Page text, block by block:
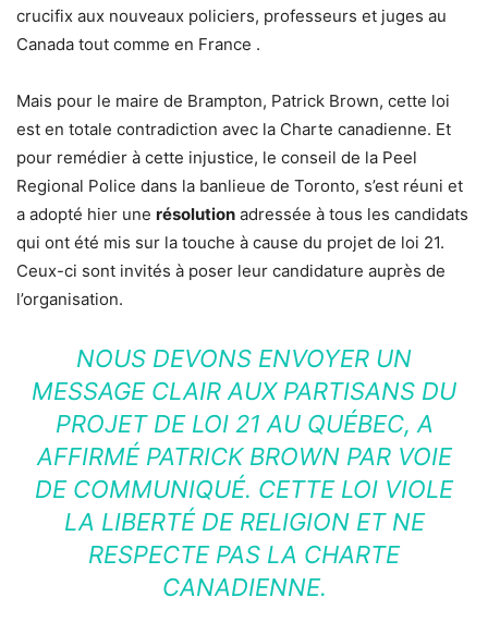
crucifix aux nouveaux policiers, professeurs et juges au
Canada tout comme en France .
Mais pour le maire de Brampton, Patrick Brown, cette loi
est en totale contradiction avec la Charte canadienne. Et
pour remédier à cette injustice, le conseil de la Peel
Regional Police dans la banlieue de Toronto, s’est réuni et
a adopté hier une résolution adressée à tous les candidats
qui ont été mis sur la touche à cause du projet de loi 21.
Ceux-ci sont invités à poser leur candidature auprès de
l’organisation.
NOUS DEVONS ENVOYER UN
MESSAGE CLAIR AUX PARTISANS DU
PROJET DE LOI 21 AU QUÉBEC, A
AFFIRMÉ PATRICK BROWN PAR VOIE
DE COMMUNIQUÉ. CETTE LOI VIOLE
LA LIBERTÉ DE RELIGION ET NE
RESPECTE PAS LA CHARTE
CANADIENNE.